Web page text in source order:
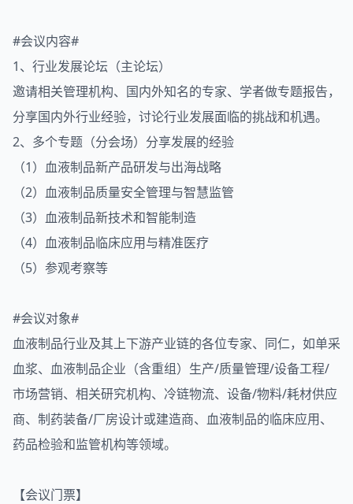
#会议内容#
1、行业发展论坛（主论坛）
邀请相关管理机构、国内外知名的专家、学者做专题报告，
分享国内外行业经验，讨论行业发展面临的挑战和机遇。
2、多个专题（分会场）分享发展的经验
（1）血液制品新产品研发与出海战略
（2）血液制品质量安全管理与智慧监管
（3）血液制品新技术和智能制造
（4）血液制品临床应用与精准医疗
（5）参观考察等
#会议对象#
血液制品行业及其上下游产业链的各位专家、同仁，如单采
血浆、血液制品企业（含重组）生产/质量管理/设备工程/
市场营销、相关研究机构、冷链物流、设备/物料/耗材供应
商、制药装备/厂房设计或建造商、血液制品的临床应用、
药品检验和监管机构等领域。
【会议门票】